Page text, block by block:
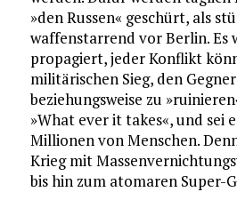
»den Russen« geschürt, als
waffenstarrend vor Berlin. Es
propagiert, jeder Konflikt
militärischen Sieg, den
beziehungsweise zu
»What ever it takes«, und sei
Millionen von Menschen.
Krieg mit
bis hin zum atomaren Super-